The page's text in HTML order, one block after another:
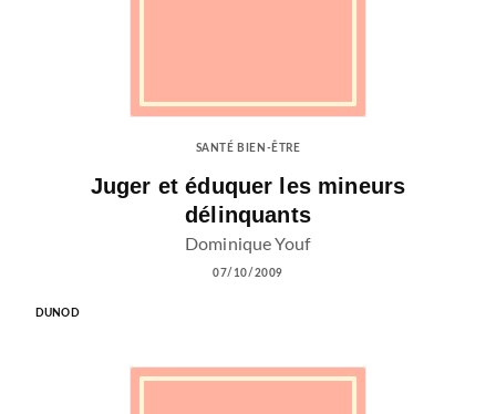
SANTÉ BIEN-ÊTRE
Juger et éduquer les mineurs
délinquants
Dominique Youf
07/10/2009
DUNOD